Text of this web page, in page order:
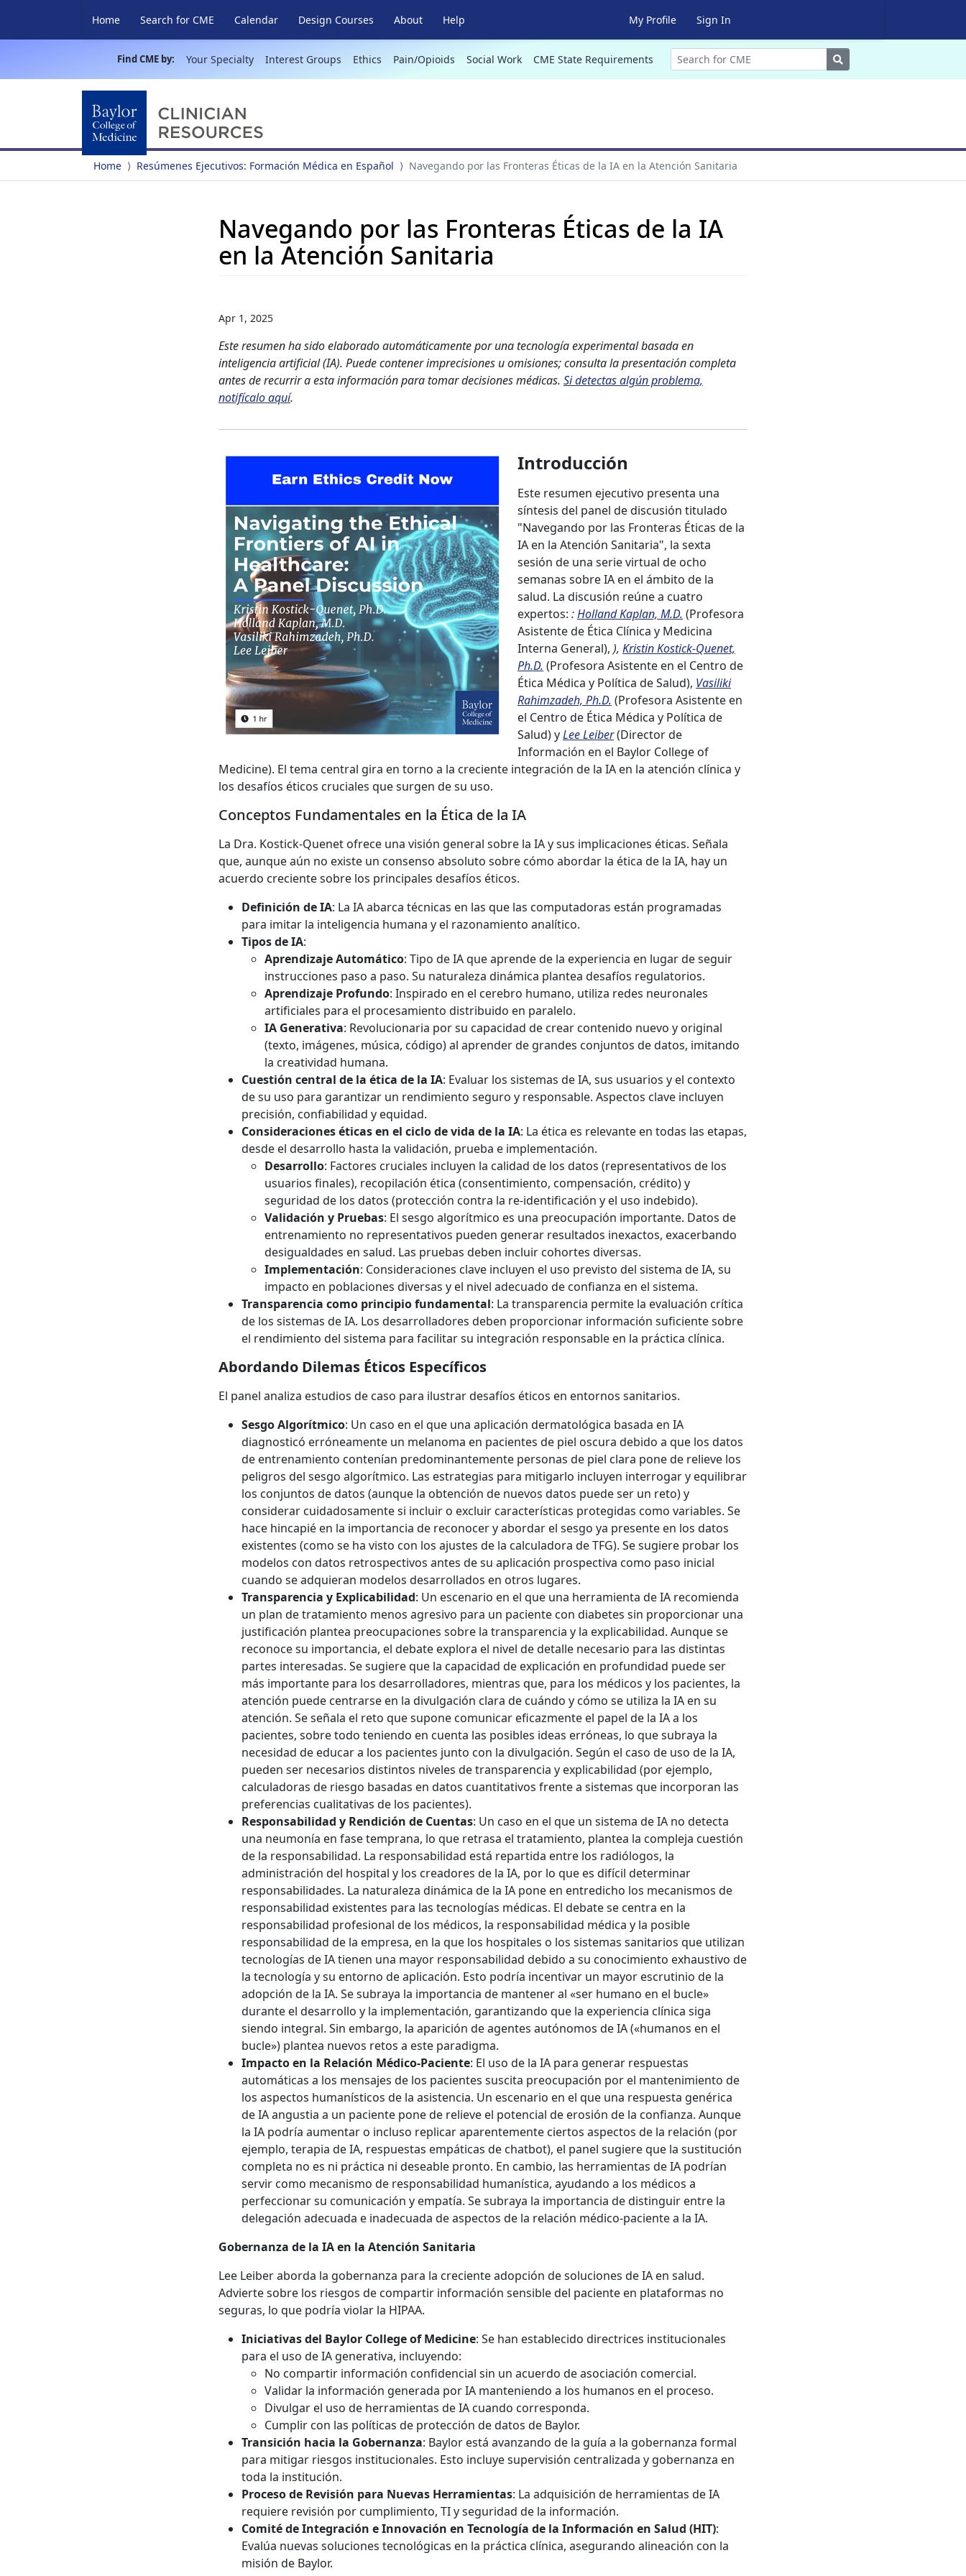
Home Search for CME Calendar Design Courses About Help My Profile Sign In
Find CME by: Your Specialty Interest Groups Ethics Pain/Opioids Social Work CME State Requirements Search
Home Resúmenes Ejecutivos: Formación Médica en Español Navegando por las Fronteras Éticas de la IA en la Atención Sanitaria
Navegando por las Fronteras Éticas de la IA
en la Atención Sanitaria
Apr 1, 2025
Este resumen ha sido elaborado automáticamente por una tecnología experimental basada en
inteligencia artificial (IA). Puede contener imprecisiones u omisiones; consulta la presentación completa
antes de recurrir a esta información para tomar decisiones médicas. Si detectas algún problema,
notifícalo aquí.
Introducción
Este resumen ejecutivo presenta una
síntesis del panel de discusión titulado
"Navegando por las Fronteras Éticas de la
IA en la Atención Sanitaria", la sexta
sesión de una serie virtual de ocho
semanas sobre IA en el ámbito de la
salud. La discusión reúne a cuatro
expertos: :Holland Kaplan, M.D. (Profesora
Asistente de Ética Clínica y Medicina
Interna General), ), Kristin Kostick-Quenet,
Ph.D. (Profesora Asistente en el Centro de
Ética Médica y Política de Salud), Vasiliki
Rahimzadeh, Ph.D. (Profesora Asistente en
el Centro de Ética Médica y Política de
Salud) yLee Leiber(Director de
Información en el Baylor College of
Medicine). El tema central gira en torno a la creciente integración de la IA en la atención clínica y
los desafíos éticos cruciales que surgen de su uso.
Conceptos Fundamentales en la Ética de la IA
La Dra. Kostick-Quenet ofrece una visión general sobre la IA y sus implicaciones éticas. Señala
que, aunque aún no existe un consenso absoluto sobre cómo abordar la ética de la IA, hay un
acuerdo creciente sobre los principales desafíos éticos.
Definición de IA: La IA abarca técnicas en las que las computadoras están programadas
para imitar la inteligencia humana y el razonamiento analítico.
Tipos de IA:
Aprendizaje Automático: Tipo de IA que aprende de la experiencia en lugar de seguir
instrucciones paso a paso. Su naturaleza dinámica plantea desafíos regulatorios.
Aprendizaje Profundo: Inspirado en el cerebro humano, utiliza redes neuronales
artificiales para el procesamiento distribuido en paralelo.
IA Generativa: Revolucionaria por su capacidad de crear contenido nuevo y original
(texto, imágenes, música, código) al aprender de grandes conjuntos de datos, imitando
la creatividad humana.
Cuestión central de la ética de la IA: Evaluar los sistemas de IA, sus usuarios y el contexto
de su uso para garantizar un rendimiento seguro y responsable. Aspectos clave incluyen
precisión, confiabilidad y equidad.
Consideraciones éticas en el ciclo de vida de la IA: La ética es relevante en todas las etapas,
desde el desarrollo hasta la validación, prueba e implementación.
Desarrollo: Factores cruciales incluyen la calidad de los datos (representativos de los
usuarios finales), recopilación ética (consentimiento, compensación, crédito) y
seguridad de los datos (protección contra la re-identificación y el uso indebido).
Validación y Pruebas: El sesgo algorítmico es una preocupación importante. Datos de
entrenamiento no representativos pueden generar resultados inexactos, exacerbando
desigualdades en salud. Las pruebas deben incluir cohortes diversas.
Implementación: Consideraciones clave incluyen el uso previsto del sistema de IA, su
impacto en poblaciones diversas y el nivel adecuado de confianza en el sistema.
Transparencia como principio fundamental: La transparencia permite la evaluación crítica
de los sistemas de IA. Los desarrolladores deben proporcionar información suficiente sobre
el rendimiento del sistema para facilitar su integración responsable en la práctica clínica.
Abordando Dilemas Éticos Específicos
El panel analiza estudios de caso para ilustrar desafíos éticos en entornos sanitarios.
Sesgo Algorítmico: Un caso en el que una aplicación dermatológica basada en IA
diagnosticó erróneamente un melanoma en pacientes de piel oscura debido a que los datos
de entrenamiento contenían predominantemente personas de piel clara pone de relieve los
peligros del sesgo algorítmico. Las estrategias para mitigarlo incluyen interrogar y equilibrar
los conjuntos de datos (aunque la obtención de nuevos datos puede ser un reto) y
considerar cuidadosamente si incluir o excluir características protegidas como variables. Se
hace hincapié en la importancia de reconocer y abordar el sesgo ya presente en los datos
existentes (como se ha visto con los ajustes de la calculadora de TFG). Se sugiere probar los
modelos con datos retrospectivos antes de su aplicación prospectiva como paso inicial
cuando se adquieran modelos desarrollados en otros lugares.
Transparencia y Explicabilidad: Un escenario en el que una herramienta de IA recomienda
un plan de tratamiento menos agresivo para un paciente con diabetes sin proporcionar una
justificación plantea preocupaciones sobre la transparencia y la explicabilidad. Aunque se
reconoce su importancia, el debate explora el nivel de detalle necesario para las distintas
partes interesadas. Se sugiere que la capacidad de explicación en profundidad puede ser
más importante para los desarrolladores, mientras que, para los médicos y los pacientes, la
atención puede centrarse en la divulgación clara de cuándo y cómo se utiliza la IA en su
atención. Se señala el reto que supone comunicar eficazmente el papel de la IA a los
pacientes, sobre todo teniendo en cuenta las posibles ideas erróneas, lo que subraya la
necesidad de educar a los pacientes junto con la divulgación. Según el caso de uso de la IA,
pueden ser necesarios distintos niveles de transparencia y explicabilidad (por ejemplo,
calculadoras de riesgo basadas en datos cuantitativos frente a sistemas que incorporan las
preferencias cualitativas de los pacientes).
Responsabilidad y Rendición de Cuentas: Un caso en el que un sistema de IA no detecta
una neumonía en fase temprana, lo que retrasa el tratamiento, plantea la compleja cuestión
de la responsabilidad. La responsabilidad está repartida entre los radiólogos, la
administración del hospital y los creadores de la IA, por lo que es difícil determinar
responsabilidades. La naturaleza dinámica de la IA pone en entredicho los mecanismos de
responsabilidad existentes para las tecnologías médicas. El debate se centra en la
responsabilidad profesional de los médicos, la responsabilidad médica y la posible
responsabilidad de la empresa, en la que los hospitales o los sistemas sanitarios que utilizan
tecnologías de IA tienen una mayor responsabilidad debido a su conocimiento exhaustivo de
la tecnología y su entorno de aplicación. Esto podría incentivar un mayor escrutinio de la
adopción de la IA. Se subraya la importancia de mantener al «ser humano en el bucle»
durante el desarrollo y la implementación, garantizando que la experiencia clínica siga
siendo integral. Sin embargo, la aparición de agentes autónomos de IA («humanos en el
bucle») plantea nuevos retos a este paradigma.
Impacto en la Relación Médico-Paciente: El uso de la IA para generar respuestas
automáticas a los mensajes de los pacientes suscita preocupación por el mantenimiento de
los aspectos humanísticos de la asistencia. Un escenario en el que una respuesta genérica
de IA angustia a un paciente pone de relieve el potencial de erosión de la confianza. Aunque
la IA podría aumentar o incluso replicar aparentemente ciertos aspectos de la relación (por
ejemplo, terapia de IA, respuestas empáticas de chatbot), el panel sugiere que la sustitución
completa no es ni práctica ni deseable pronto. En cambio, las herramientas de IA podrían
servir como mecanismo de responsabilidad humanística, ayudando a los médicos a
perfeccionar su comunicación y empatía. Se subraya la importancia de distinguir entre la
delegación adecuada e inadecuada de aspectos de la relación médico-paciente a la IA.
Gobernanza de la IA en la Atención Sanitaria
Lee Leiber aborda la gobernanza para la creciente adopción de soluciones de IA en salud.
Advierte sobre los riesgos de compartir información sensible del paciente en plataformas no
seguras, lo que podría violar la HIPAA.
Iniciativas del Baylor College of Medicine: Se han establecido directrices institucionales
para el uso de IA generativa, incluyendo:
No compartir información confidencial sin un acuerdo de asociación comercial.
Validar la información generada por IA manteniendo a los humanos en el proceso.
Divulgar el uso de herramientas de IA cuando corresponda.
Cumplir con las políticas de protección de datos de Baylor.
Transición hacia la Gobernanza: Baylor está avanzando de la guía a la gobernanza formal
para mitigar riesgos institucionales. Esto incluye supervisión centralizada y gobernanza en
toda la institución.
Proceso de Revisión para Nuevas Herramientas: La adquisición de herramientas de IA
requiere revisión por cumplimiento, TI y seguridad de la información.
Comité de Integración e Innovación en Tecnología de la Información en Salud (HIT):
Evalúa nuevas soluciones tecnológicas en la práctica clínica, asegurando alineación con la
misión de Baylor.